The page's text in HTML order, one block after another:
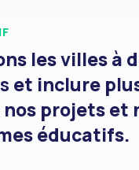
les villes à
et inclure
nos projets et
éducatifs.